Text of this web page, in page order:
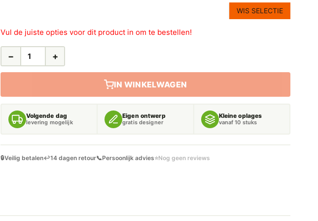
WIS SELECTIE
Vul de juiste opties voor dit product in om te bestellen!
LEIDINGSTICKERS
− +
IN WINKELWAGEN
Volgende dag
levering mogelijk
Eigen ontwerp
gratis designer
Kleine oplages
vanaf 10 stuks
🔒Veilig betalen↩️14 dagen retour📞Persoonlijk advies⭐Nog geen reviews